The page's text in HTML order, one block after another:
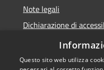
Note legali
Dichiarazione di
Piano di
Questo sito web utilizza